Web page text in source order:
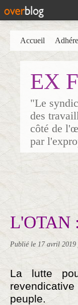
EX
"Le
des
côté de
par
Accueil
L'OTAN
Publié le 17 avril 2019
La lutte
peuple.